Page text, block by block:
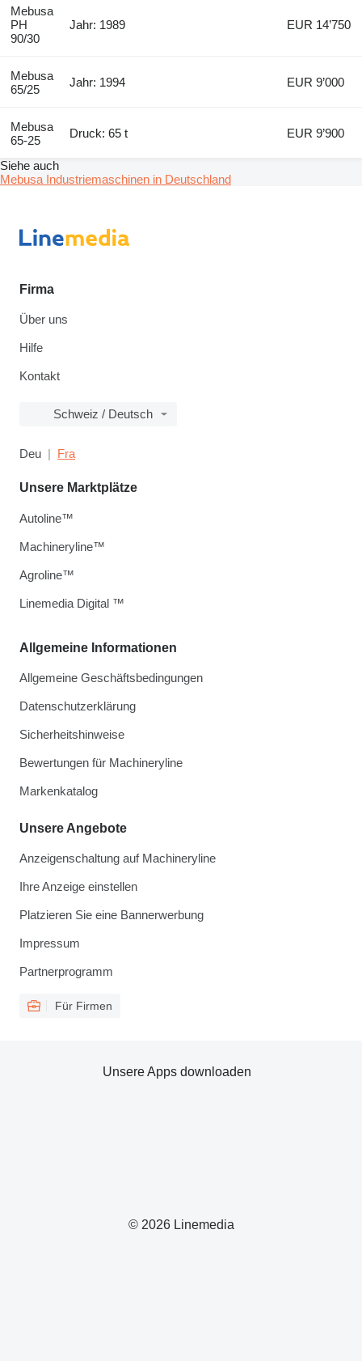
Mebusa
PH
90/30
Jahr: 1989 EUR 14’750
Mebusa
65/25
Jahr: 1994 EUR 9’000
Mebusa
65-25
Druck: 65 t EUR 9’900
Siehe auch
Mebusa Industriemaschinen in Deutschland
Firma
Über uns
Hilfe
Kontakt
Schweiz / Deutsch
Deu Fra
Allgemeine Informationen
Allgemeine Geschäftsbedingungen
Datenschutzerklärung
Sicherheitshinweise
Bewertungen für Machineryline
Markenkatalog
Unsere Angebote
Anzeigenschaltung auf Machineryline
Ihre Anzeige einstellen
Platzieren Sie eine Bannerwerbung
Impressum
Partnerprogramm
Für Firmen
Unsere Marktplätze
Autoline™
Machineryline™
Agroline™
Linemedia Digital ™
© 2026 Linemedia
Unsere Apps downloaden